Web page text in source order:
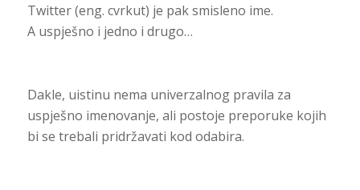
Twitter (eng. cvrkut) je pak smisleno ime.
A uspješno i jedno i drugo…
Dakle, uistinu nema univerzalnog pravila za
uspješno imenovanje, ali postoje preporuke kojih
bi se trebali pridržavati kod odabira.